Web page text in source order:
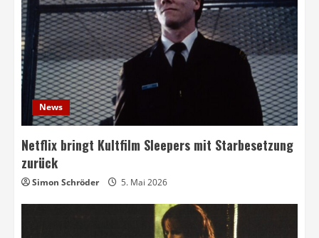
News
Netflix bringt Kultfilm Sleepers mit Starbesetzung
zurück
Simon Schröder 5. Mai 2026